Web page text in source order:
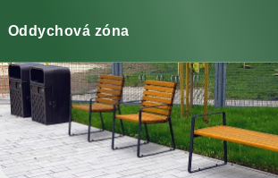
Oddychová zóna